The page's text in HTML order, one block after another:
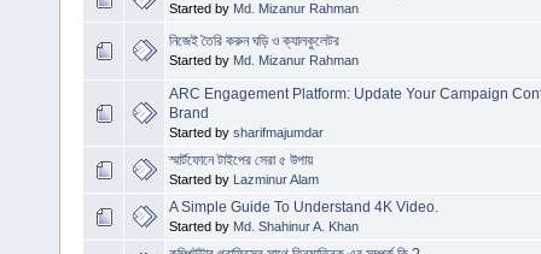
Started by Md. Mizanur Rahman
নিজেই তৈরি করুন ঘড়ি ও ক্যালকুলেটর
Started by Md. Mizanur Rahman
ARC Engagement Platform: Update Your Campaign
Brand
Started by sharifmajumdar
স্মার্টফোনে টাইপের সেরা ৫ উপায়
Started by Lazminur Alam
A Simple Guide To Understand 4K Video.
Started by Md. Shahinur A. Khan